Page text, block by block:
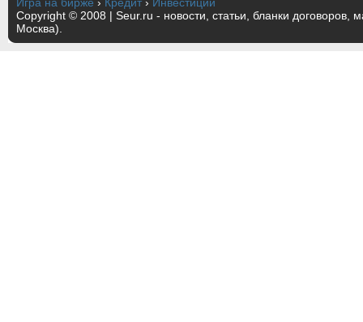
Copyright © 2008 | Seur.ru - новости, статьи, бланки договоров,
Москва).